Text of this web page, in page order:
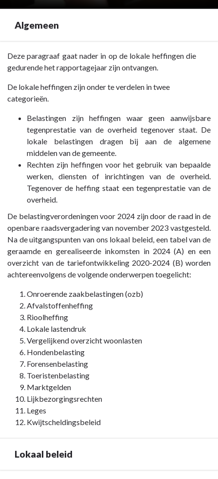
Algemeen
Terug
naar
Paragraaf
heffingen
Algemeen
Deze paragraaf gaat nader in op de lokale heffingen die
gedurende het rapportagejaar zijn ontvangen.
De lokale heffingen zijn onder te verdelen in twee
categorieën.
Belastingen zijn heffingen waar geen aanwijsbare
tegenprestatie van de overheid tegenover staat. De
lokale belastingen dragen bij aan de algemene
middelen van de gemeente.
Rechten zijn heffingen voor het gebruik van bepaalde
werken, diensten of inrichtingen van de overheid.
Tegenover de heffing staat een tegenprestatie van de
overheid.
De belastingverordeningen voor 2024 zijn door de raad in de
openbare raadsvergadering van november 2023 vastgesteld.
Na de uitgangspunten van ons lokaal beleid, een tabel van de
geraamde en gerealiseerde inkomsten in 2024 (A) en een
overzicht van de tariefontwikkeling 2020-2024 (B) worden
achtereenvolgens de volgende onderwerpen toegelicht:
Onroerende zaakbelastingen (ozb)
Afvalstoffenheffing
Rioolheffing
Lokale lastendruk
Vergelijkend overzicht woonlasten
Hondenbelasting
Forensenbelasting
Toeristenbelasting
Marktgelden
Lijkbezorgingsrechten
Leges
Kwijtscheldingsbeleid
Lokaal beleid